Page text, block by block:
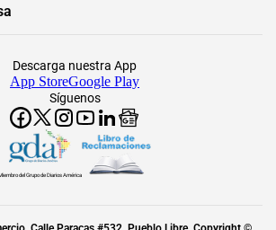
Síguenos
Descarga nuestra App
App StoreGoogle Play
del Grupo de Diarios América